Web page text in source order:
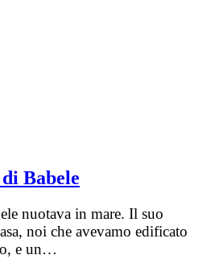
Babele
nuotava in mare. Il suo
noi che avevamo edificato
e un…